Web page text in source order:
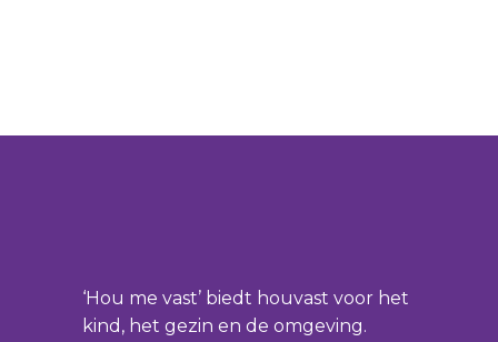
‘Hou me vast’ biedt houvast voor het
kind, het gezin en de omgeving.